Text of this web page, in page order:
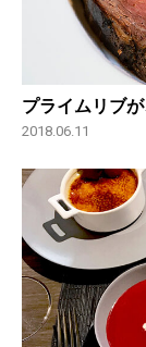
プライムリブ
2018.06.11